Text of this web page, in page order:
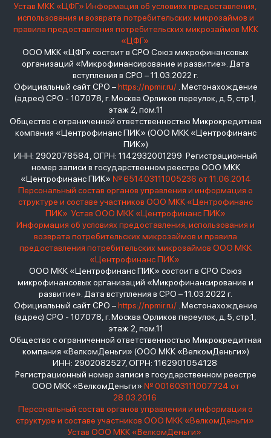
Устав МКК «ЦФГ» Информация об условиях предоставления,
использования и возврата потребительских микрозаймов и
правила предоставления потребительских микрозаймов МКК
«ЦФГ»
ООО МКК «ЦФГ» состоит в СРО Союз микрофинансовых
организаций «Микрофинансирование и развитие». Дата
вступления в СРО – 11.03.2022 г.
Официальный сайт СРО –https://npmir.ru/. Местонахождение
(адрес) СРО - 107078, г. Москва Орликов переулок, д.5, стр.1,
этаж 2, пом.11
Общество с ограниченной ответственностью Микрокредитная
компания «Центрофинанс ПИК» (ООО МКК «Центрофинанс
ПИК»)
ИНН: 2902078584, ОГРН: 1142932001299 Регистрационный
номер записи в государственном реестре ООО МКК
«Центрофинанс ПИК» № 651403111005236 от 11.06.2014
Персональный состав органов управления и информация о
структуре и составе участников ООО МКК «Центрофинанс
ПИК» Устав ООО МКК «Центрофинанс ПИК»
Информация об условиях предоставления, использования и
возврата потребительских микрозаймов и правила
предоставления потребительских микрозаймов ООО МКК
«Центрофинанс ПИК»
ООО МКК «Центрофинанс ПИК» состоит в СРО Союз
микрофинансовых организаций «Микрофинансирование и
развитие». Дата вступления в СРО – 11.03.2022 г.
Официальный сайт СРО –https://npmir.ru/. Местонахождение
(адрес) СРО - 107078, г. Москва Орликов переулок, д.5, стр.1,
этаж 2, пом.11
Общество с ограниченной ответственностью Микрокредитная
компания «ВелкомДеньги» (ООО МКК «ВелкомДеньги»)
ИНН: 2902082527, ОГРН: 1162901054128
Регистрационный номер записи в государственном реестре
ООО МКК «ВелкомДеньги» № 001603111007724 от
28.03.2016
Персональный состав органов управления и информация о
структуре и составе участников ООО МКК «ВелкомДеньги»
Устав ООО МКК «ВелкомДеньги»